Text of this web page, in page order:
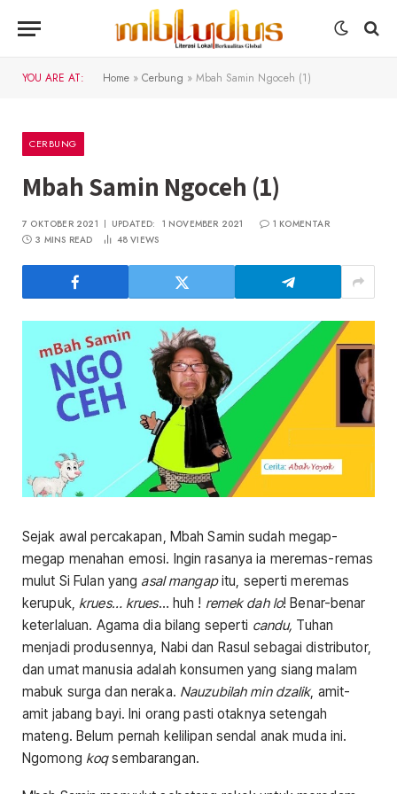
YOU ARE AT: Home » Cerbung » Mbah Samin Ngoceh (1)
CERBUNG
Mbah Samin Ngoceh (1)
7 OKTOBER 2021 UPDATED: 1 NOVEMBER 2021
1 KOMENTAR
3 MINS READ
48VIEWS
Sejak awal percakapan, Mbah Samin sudah megap-
megap menahan emosi. Ingin rasanya ia meremas-remas
mulut Si Fulan yang asal mangapitu, seperti meremas
kerupuk, krues… krues… huh ! remek dah lo! Benar-benar
keterlaluan. Agama dia bilang seperti candu, Tuhan
menjadi produsennya, Nabi dan Rasul sebagai distributor,
dan umat manusia adalah konsumen yang siang malam
mabuk surga dan neraka. Nauzubilah min dzalik, amit-
amit jabang bayi. Ini orang pasti otaknya setengah
mateng. Belum pernah kelilipan sendal anak muda ini.
Ngomong koqsembarangan.